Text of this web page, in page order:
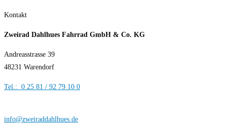
Kontakt
Zweirad Dahlhues Fahrrad GmbH & Co. KG
Andreasstrasse 39
48231 Warendorf
Tel.: 0 25 81 / 92 79 10 0
info@zweiraddahlhues.de